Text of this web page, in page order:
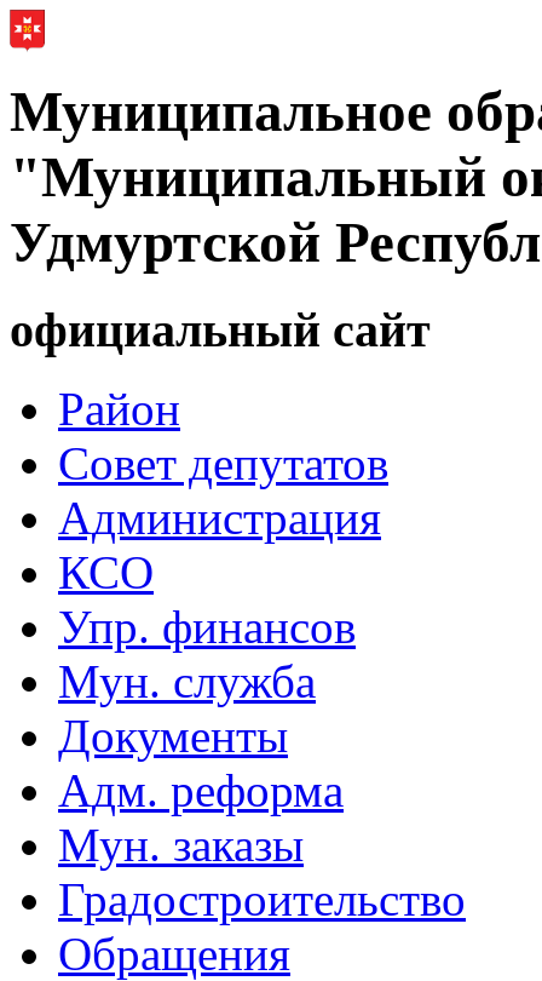
Муниципальное
"Муниципальный
Удмуртской
официальный сайт
Район
Совет депутатов
Администрация
КСО
Упр. финансов
Мун. служба
Документы
Адм. реформа
Мун. заказы
Градостроительство
Обращения